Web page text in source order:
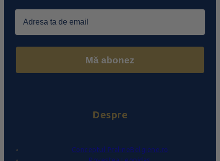
Email
Mă abonez
Despre
Conceptul PralineBelgiene.ro